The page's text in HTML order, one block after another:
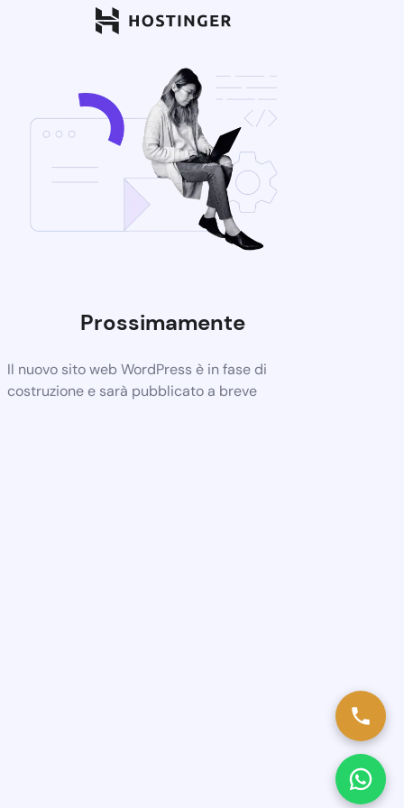
Prossimamente
Il nuovo sito web WordPress è in fase di
costruzione e sarà pubblicato a breve